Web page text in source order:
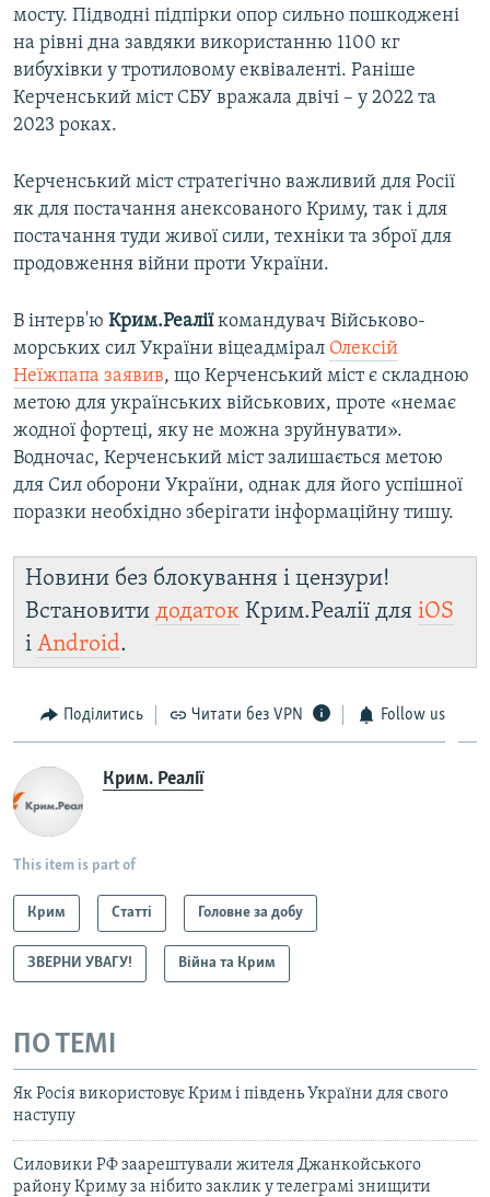
мосту. Підводні підпірки опор сильно пошкоджені
на рівні дна завдяки використанню 1100 кг
вибухівки у тротиловому еквіваленті. Раніше
Керченський міст СБУ вражала двічі – у 2022 та
2023 роках.
Керченський міст стратегічно важливий для Росії
як для постачання анексованого Криму, так і для
постачання туди живої сили, техніки та зброї для
продовження війни проти України.
В інтерв'ю Крим.Реаліїкомандувач Військово-
морських сил України віцеадмірал Олексій
Неїжпапа заявив, що Керченський міст є складною
метою для українських військових, проте «немає
жодної фортеці, яку не можна зруйнувати».
Водночас, Керченський міст залишається метою
для Сил оборони України, однак для його успішної
поразки необхідно зберігати інформаційну тишу.
Новини без блокування і цензури!
Встановити додаток Крим.Реалії для iOS
і Android.
Поділитись Читати без VPN Follow us
Крим. Реалії
This item is part of
Крим Статті Головне за добу
ЗВЕРНИ УВАГУ! Війна та Крим
ПО ТЕМІ
Як Росія використовує Крим і південь України для свого
наступу
Силовики РФ заарештували жителя Джанкойського
району Криму за нібито заклик у телеграмі знищити